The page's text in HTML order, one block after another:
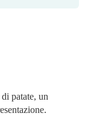
patate, un